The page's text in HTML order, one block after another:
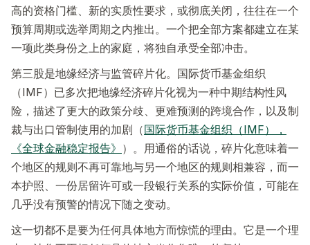
高的资格门槛、新的实质性要求，或彻底关闭，往往在一个
预算周期或选举周期之内推出。一个把全部方案都建立在某
一项此类身份之上的家庭，将独自承受全部冲击。
第三股是地缘经济与监管碎片化。国际货币基金组织
（IMF）已多次把地缘经济碎片化视为一种中期结构性风
险，描述了更大的政策分歧、更难预测的跨境合作，以及制
裁与出口管制使用的加剧（国际货币基金组织（IMF），
《全球金融稳定报告》 ）。用通俗的话说，碎片化意味着一
个地区的规则不再可靠地与另一个地区的规则相兼容，而一
本护照、一份居留许可或一段银行关系的实际价值，可能在
几乎没有预警的情况下随之变动。
这一切都不是要为任何具体地方而惊慌的理由。它是一个理